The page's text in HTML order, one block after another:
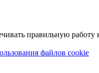
правильную работу
файлов cookie